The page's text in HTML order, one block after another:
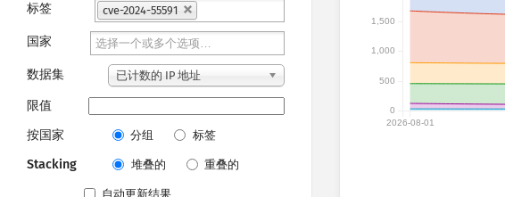
标签 cve-2024-55591
国家
数据集 已计数的 IP 地址
限值
按国家
分组 标签
Stacking 堆叠的 重叠的
自动更新结果
2026-08-01
0
500
1,000
1,500